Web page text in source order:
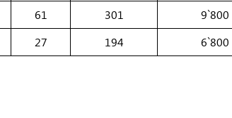
61 301
9`800
27 194 6`800